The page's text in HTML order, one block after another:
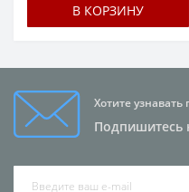
В КОРЗИНУ
Хотите
Подпишитесь